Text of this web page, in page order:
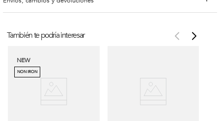
También te podría interesar
NEW
NON IRON